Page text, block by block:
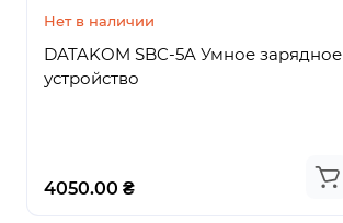
Нет в наличии
DATAKOM SBC-5A Умное зарядное
устройство
4050.00 ₴